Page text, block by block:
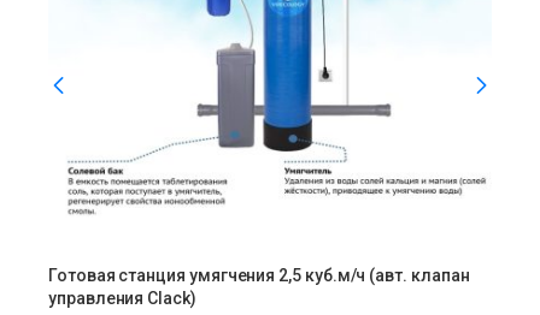
Готовая станция умягчения 2,5 куб.м/ч (авт. клапан
управления Clack)